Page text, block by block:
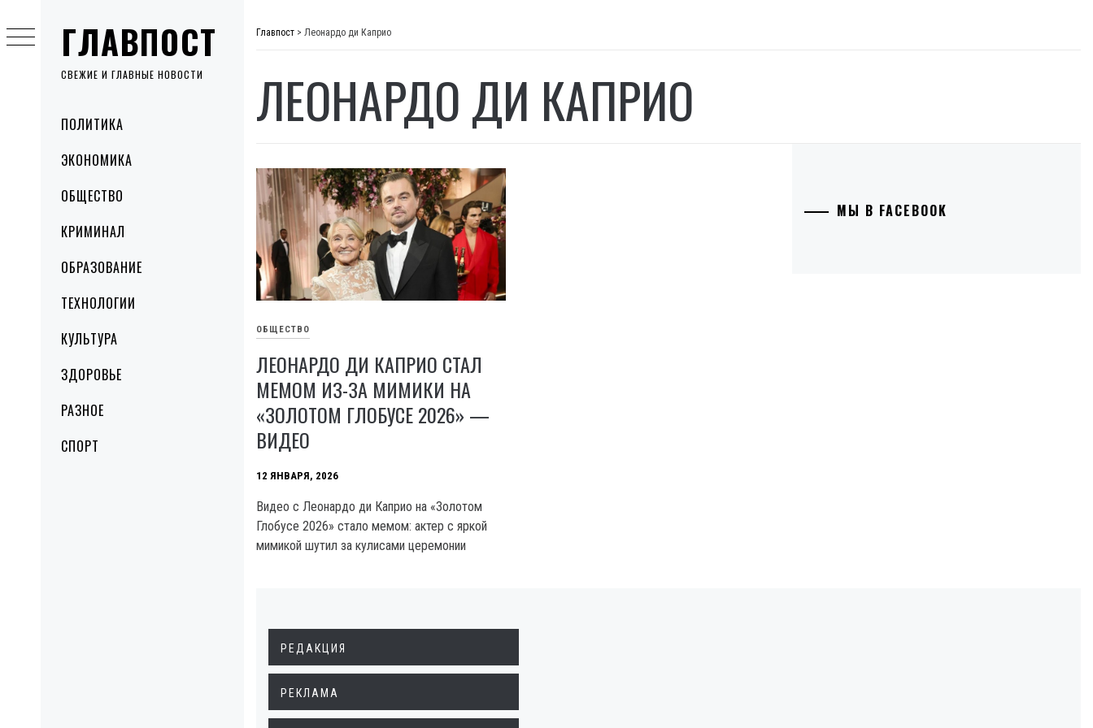
ГЛАВПОСТ
СВЕЖИЕ И ГЛАВНЫЕ НОВОСТИ
MenuПОЛИТИКА
ЭКОНОМИКА
ОБЩЕСТВО
КРИМИНАЛ
ОБРАЗОВАНИЕ
ТЕХНОЛОГИИ
КУЛЬТУРА
ЗДОРОВЬЕ
РАЗНОЕ
СПОРТ
to
content
Главпост > Леонардо ди Каприо
ЛЕОНАРДО ДИ КАПРИО
ОБЩЕСТВО
ЛЕОНАРДО ДИ КАПРИО СТАЛ
МЕМОМ ИЗ-ЗА МИМИКИ НА
«ЗОЛОТОМ ГЛОБУСЕ 2026» —
ВИДЕО
12 ЯНВАРЯ, 2026
Видео с Леонардо ди Каприо на «Золотом
Глобусе 2026» стало мемом: актер с яркой
мимикой шутил за кулисами церемонии
МЫ В FACEBOOK
РЕДАКЦИЯ
РЕКЛАМА